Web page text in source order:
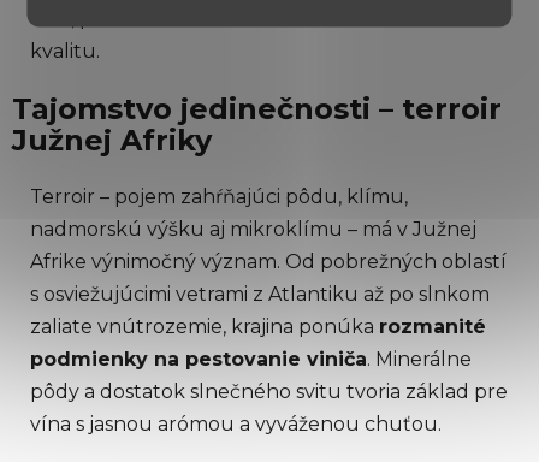
vína, pričom si uchováva vlastnú identitu a
kvalitu.
Tajomstvo jedinečnosti – terroir
Južnej Afriky
Terroir – pojem zahŕňajúci pôdu, klímu,
nadmorskú výšku aj mikroklímu – má v Južnej
Afrike výnimočný význam. Od pobrežných oblastí
s osviežujúcimi vetrami z Atlantiku až po slnkom
zaliate vnútrozemie, krajina ponúka rozmanité
podmienky na pestovanie viniča. Minerálne
pôdy a dostatok slnečného svitu tvoria základ pre
vína s jasnou arómou a vyváženou chuťou.